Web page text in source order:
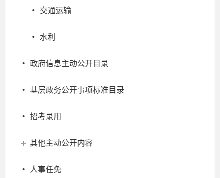
交通运输
水利
政府信息主动公开目录
基层政务公开事项标准目录
招考录用
其他主动公开内容
人事任免